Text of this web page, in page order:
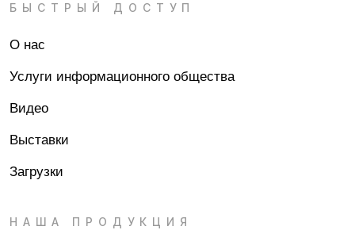
БЫСТРЫЙ ДОСТУП
О нас
Услуги информационного общества
Видео
Выставки
Загрузки
НАША ПРОДУКЦИЯ